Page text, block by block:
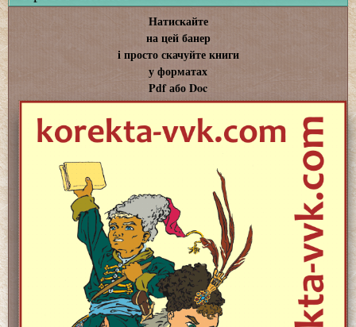
Натискайте
на цей банер
і просто скачуйте книги
у форматах
Pdf або Doc